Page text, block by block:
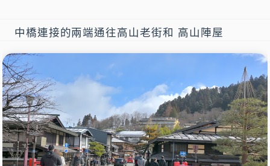
中橋連接的兩端通往高山老街和 高山陣屋